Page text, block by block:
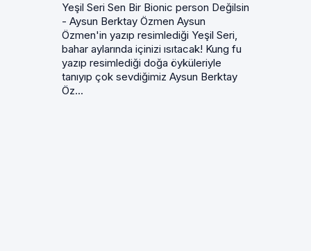
Yeşil Seri Sen Bir Bionic person Değilsin
- Aysun Berktay Özmen Aysun
Özmen'in yazıp resimlediği Yeşil Seri,
bahar aylarında içinizi ısıtacak! Kung fu
yazıp resimlediği doğa öyküleriyle
tanıyıp çok sevdiğimiz Aysun Berktay
Öz...